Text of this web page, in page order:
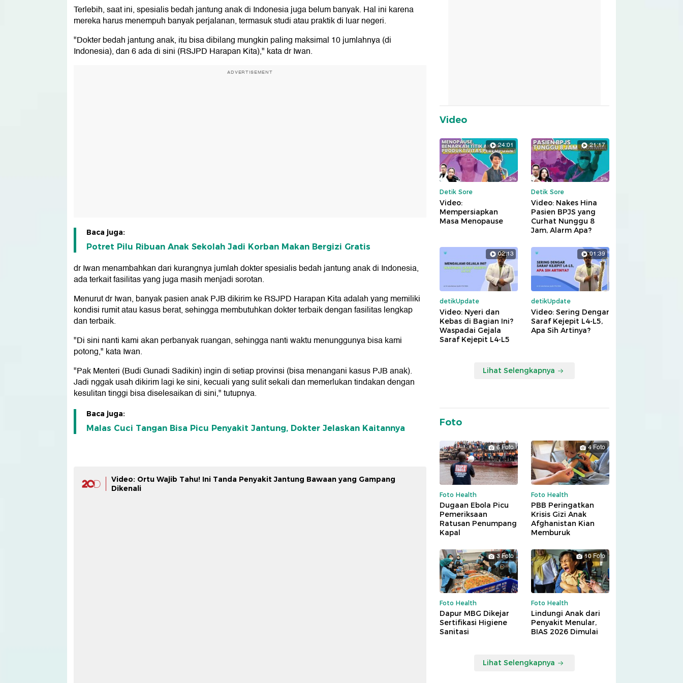
Terlebih, saat ini, spesialis bedah jantung anak di Indonesia juga belum banyak. Hal ini karena
mereka harus menempuh banyak perjalanan, termasuk studi atau praktik di luar negeri.
"Dokter bedah jantung anak, itu bisa dibilang mungkin paling maksimal 10 jumlahnya (di
Indonesia), dan 6 ada di sini (RSJPD Harapan Kita)," kata dr Iwan.
ADVERTISEMENT
Baca juga:
Potret Pilu Ribuan Anak Sekolah Jadi Korban Makan Bergizi Gratis
dr Iwan menambahkan dari kurangnya jumlah dokter spesialis bedah jantung anak di Indonesia,
ada terkait fasilitas yang juga masih menjadi sorotan.
Menurut dr Iwan, banyak pasien anak PJB dikirim ke RSJPD Harapan Kita adalah yang memiliki
kondisi rumit atau kasus berat, sehingga membutuhkan dokter terbaik dengan fasilitas lengkap
dan terbaik.
"Di sini nanti kami akan perbanyak ruangan, sehingga nanti waktu menunggunya bisa kami
potong," kata Iwan.
"Pak Menteri (Budi Gunadi Sadikin) ingin di setiap provinsi (bisa menangani kasus PJB anak).
Jadi nggak usah dikirim lagi ke sini, kecuali yang sulit sekali dan memerlukan tindakan dengan
kesulitan tinggi bisa diselesaikan di sini," tutupnya.
Baca juga:
Malas Cuci Tangan Bisa Picu Penyakit Jantung, Dokter Jelaskan Kaitannya
Video: Ortu Wajib Tahu! Ini Tanda Penyakit Jantung Bawaan yang Gampang
Dikenali
Video
24:01
Detik Sore
Video:
Mempersiapkan
Masa Menopause
21:17
Detik Sore
Video: Nakes Hina
Pasien BPJS yang
Curhat Nunggu 8
Jam, Alarm Apa?
02:13
detikUpdate
Video: Nyeri dan
Kebas di Bagian Ini?
Waspadai Gejala
Saraf Kejepit L4-L5
01:39
detikUpdate
Video: Sering Dengar
Saraf Kejepit L4-L5,
Apa Sih Artinya?
Lihat Selengkapnya
Foto
6 Foto
Foto Health
Dugaan Ebola Picu
Pemeriksaan
Ratusan Penumpang
Kapal
4 Foto
Foto Health
PBB Peringatkan
Krisis Gizi Anak
Afghanistan Kian
Memburuk
3 Foto
Foto Health
Dapur MBG Dikejar
Sertifikasi Higiene
Sanitasi
10 Foto
Foto Health
Lindungi Anak dari
Penyakit Menular,
BIAS 2026 Dimulai
Lihat Selengkapnya